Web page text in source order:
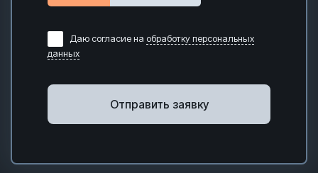
Даю согласие на обработку персональных
данных
Отправить заявку